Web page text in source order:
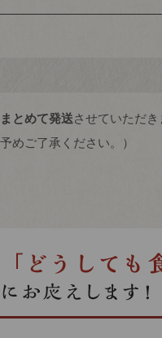
とめて発送させていただ
めご了承ください。）